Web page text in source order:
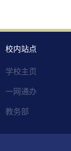
校内站点
学校主页
一网通办
教务部